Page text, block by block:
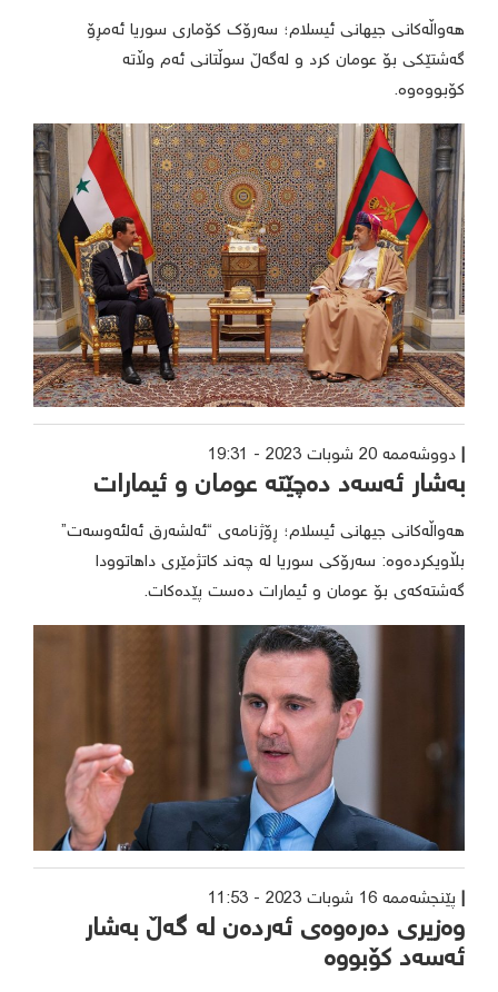
هەواڵەکانی جیهانی ئیسلام؛ سەرۆک کۆماری سوریا ئەمڕۆ
گەشتێکی بۆ عومان کرد و لەگەڵ سوڵتانی ئەم وڵاتە
کۆبووەوە.
دووشەممە 20 شوبات 2023 - 19:31
بەشار ئەسەد دەچێتە عومان و ئیمارات
هەواڵەکانی جیهانی ئیسلام؛ ڕۆژنامەی “ئەلشەرق ئەلئەوسەت”
بڵاویکردەوە: سەرۆکی سوریا لە چەند کاتژمێری داهاتوودا
گەشتەکەی بۆ عومان و ئیمارات دەست پێدەکات.
پێنجشەممە 16 شوبات 2023 - 11:53
وەزیری دەرەوەی ئەردەن لە گەڵ بەشار
ئەسەد کۆبووە